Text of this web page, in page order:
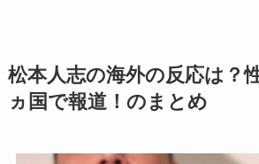
松本人志の海外の反応は？
ヵ国で報道！のまとめ